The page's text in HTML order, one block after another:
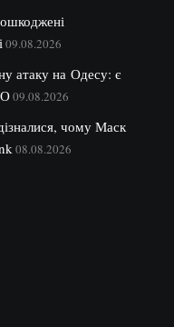
09.08.2026
атаку на Одесу: є
09.08.2026
чому Маск
08.08.2026